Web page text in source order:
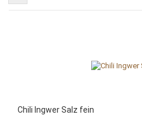
Chili Ingwer Salz fein